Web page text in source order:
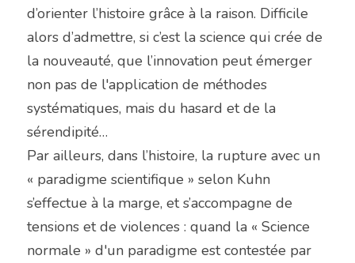
d’orienter l’histoire grâce à la raison. Difficile
alors d’admettre, si c’est la science qui crée de
la nouveauté, que l’innovation peut émerger
non pas de l'application de méthodes
systématiques, mais du hasard et de la
sérendipité…
Par ailleurs, dans l’histoire, la rupture avec un
« paradigme scientifique » selon Kuhn
s’effectue à la marge, et s’accompagne de
tensions et de violences : quand la « Science
normale » d'un paradigme est contestée par